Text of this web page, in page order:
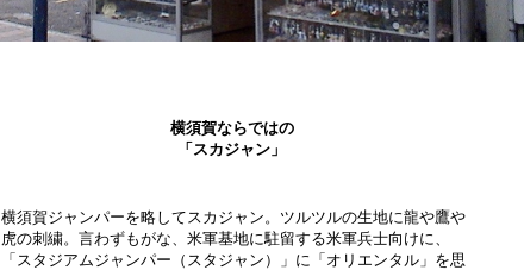
横須賀ならではの
「スカジャン」
横須賀ジャンパーを略してスカジャン。ツルツルの生地に龍や鷹や
虎の刺繍。言わずもがな、米軍基地に駐留する米軍兵士向けに、
「スタジアムジャンパー（スタジャン）」に「オリエンタル」を思